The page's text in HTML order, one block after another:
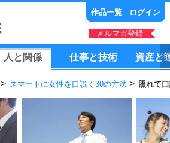
作品一覧 ログイン
メルマガ登録
人 と 関係 仕事と技術 資産と
スマートに女性を口説く30の方法 照れて